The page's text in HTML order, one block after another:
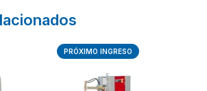
PRÓXIMO INGRESO